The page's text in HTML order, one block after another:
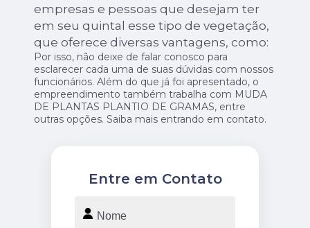
empresas e pessoas que desejam ter
em seu quintal esse tipo de vegetação,
que oferece diversas vantagens, como:
Por isso, não deixe de falar conosco para
esclarecer cada uma de suas dúvidas com nossos
funcionários. Além do que já foi apresentado, o
empreendimento também trabalha com MUDA
DE PLANTAS PLANTIO DE GRAMAS, entre
outras opções. Saiba mais entrando em contato.
Entre em Contato